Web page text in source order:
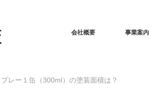
会社概要 事業案内
プレー１缶（300ml）の塗装面積は？